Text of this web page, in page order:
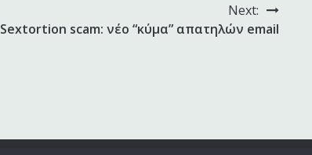
Next:
Sextortion scam: νέο “κύμα” απατηλών email